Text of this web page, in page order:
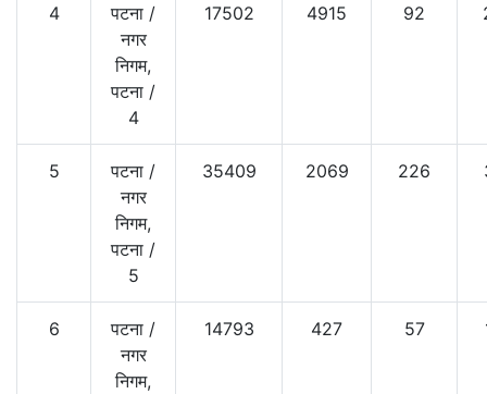
4 पटना /
नगर
निगम,
पटना /
4
17502 4915 92
5 पटना /
नगर
निगम,
पटना /
5
35409 2069 226
6 पटना /
नगर
निगम,
14793 427 57